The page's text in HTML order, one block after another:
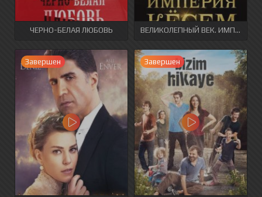
ЧЕРНО-БЕЛАЯ ЛЮБОВЬ ВЕЛИКОЛЕПНЫЙ ВЕК. ИМПЕРИЯ КЁСЕМ
Завершен Завершен